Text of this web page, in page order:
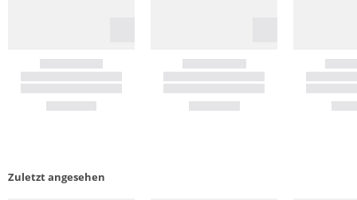
Zuletzt angesehen